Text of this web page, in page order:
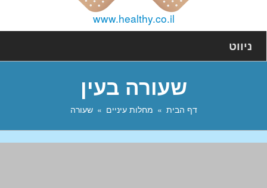
www.healthy.co.il
ניווט
שעורה בעין
דף הבית מחלות עיניים שעורה